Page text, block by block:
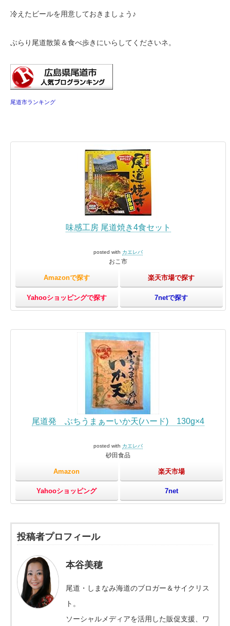
冷えたビールを用意しておきましょう♪
ぶらり尾道散策＆食べ歩きにいらしてくださいネ。
尾道市ランキング
味感工房 尾道焼き4食セット
posted with カエレバ
おこ市
Amazonで探す 楽天市場で探す
Yahooショッピングで探す 7netで探す
尾道発 ぶちうまぁーいか天(ハード) 130g×4
posted with カエレバ
砂田食品
Amazon 楽天市場
Yahooショッピング 7net
投稿者プロフィール
本谷美穂
尾道・しまなみ海道のブロガー＆サイクリス
ト。
ソーシャルメディアを活用した販促支援、ワ